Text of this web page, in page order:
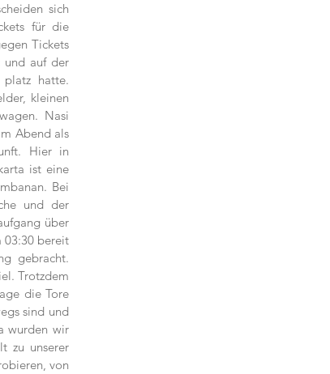
sich
für die
Tickets
und auf der
platz hatte.
kleinen
Nasi
Abend als
Hier in
ist eine
Bei
und der
über
03:30 bereit
gebracht.
Trotzdem
die Tore
sind und
wurden wir
zu unserer
von